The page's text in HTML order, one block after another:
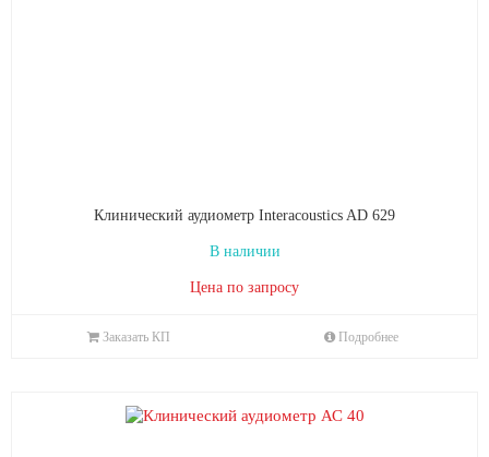
Клинический аудиометр Interacoustics AD 629
В наличии
Цена по запросу
Заказать КП Подробнее